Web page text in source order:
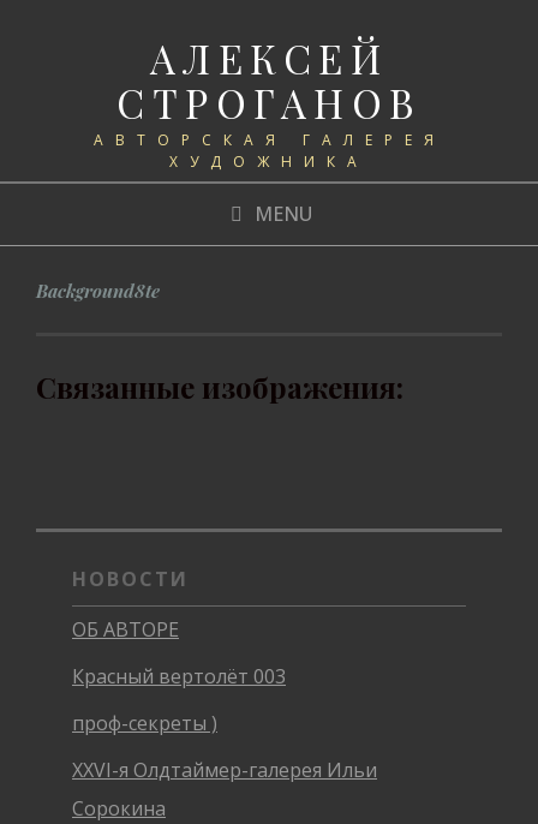
АЛЕКСЕЙ
СТРОГАНОВ
АВТОРСКАЯ ГАЛЕРЕЯ
ХУДОЖНИКА
MENU
Background8te
Связанные изображения:
НОВОСТИ
ОБ АВТОРЕ
Красный вертолёт 003
проф-секреты )
XXVI-я Олдтаймер-галерея Ильи
Сорокина